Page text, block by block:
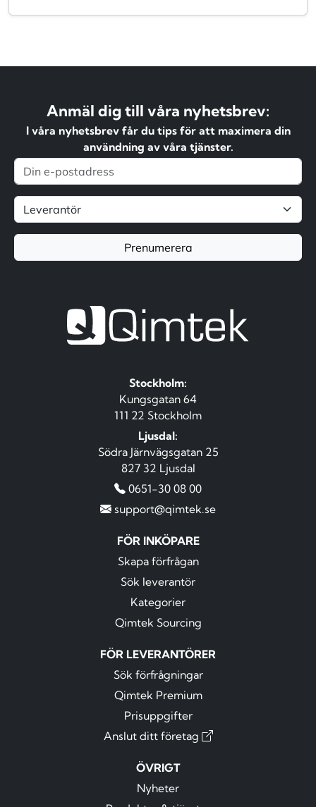
Anmäl dig till våra nyhetsbrev:
I våra nyhetsbrev får du tips för att maximera din
användning av våra tjänster.
Prenumerera
Stockholm:
Kungsgatan 64
111 22 Stockholm
Ljusdal:
Södra Järnvägsgatan 25
827 32 Ljusdal
0651-30 08 00
support@qimtek.se
FÖR INKÖPARE
Skapa förfrågan
Sök leverantör
Kategorier
Qimtek Sourcing
FÖR LEVERANTÖRER
Sök förfrågningar
Qimtek Premium
Prisuppgifter
Anslut ditt företag
ÖVRIGT
Nyheter